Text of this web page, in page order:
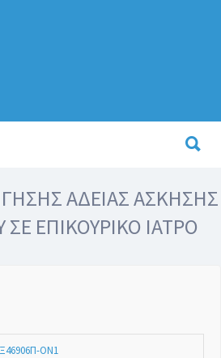
ΑΔΕΙΑΣ ΑΣΚΗΣΗΣ
ΣΕ ΕΠΙΚΟΥΡΙΚΟ ΙΑΤΡΟ
ΟΝ1